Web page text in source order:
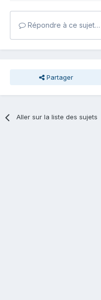
Répondre à ce sujet…
Partager
Aller sur la liste des sujets